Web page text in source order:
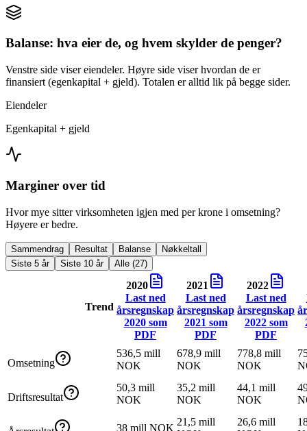
Balanse: hva eier de, og hvem skylder de penger?
Venstre side viser eiendeler. Høyre side viser hvordan de er
finansiert (egenkapital + gjeld). Totalen er alltid lik på begge sider.
Eiendeler
Egenkapital + gjeld
Marginer over tid
Hvor mye sitter virksomheten igjen med per krone i omsetning?
Høyere er bedre.
Sammendrag Resultat Balanse
Nøkkeltall
Siste 5 år
Siste 10 år Alle (27)
Trend
2020
Last ned
årsregnskap
2020som
PDF
2021
Last ned
årsregnskap
2021 som
PDF
2022
Last ned
årsregnskap
2022som
PDF
Omsetning
536,5 mill
NOK
678,9 mill
NOK
778,8 mill
NOK
Driftsresultat
50,3 mill
NOK
35,2 mill
NOK
44,1 mill
NOK
38 mill NOK
21,5 mill
26,6 mill